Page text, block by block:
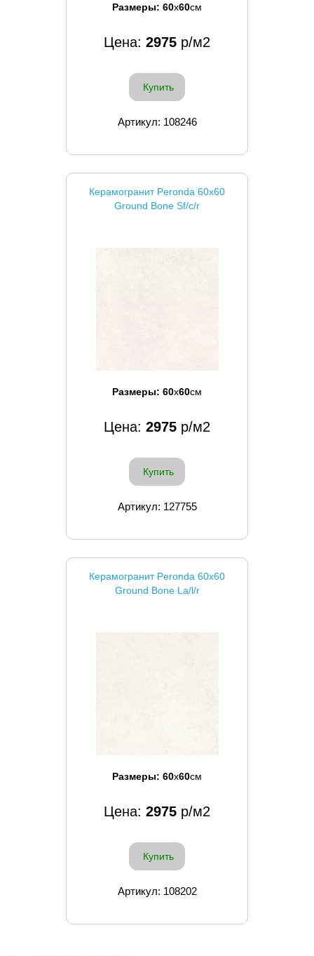
Размеры: 60x60см
Цена: 2975 р/м2
Купить
Артикул: 108246
Керамогранит Peronda 60x60
Ground Bone Sf/c/r
Размеры: 60x60см
Цена: 2975 р/м2
Купить
Артикул: 127755
Керамогранит Peronda 60x60
Ground Bone La/l/r
Размеры: 60x60см
Цена: 2975 р/м2
Купить
Артикул: 108202